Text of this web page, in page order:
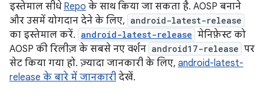
इस्तेमाल सीधे Repo के साथ किया जा सकता है. AOSP बनाने
और उसमें योगदान देने के लिए, android-latest-release
का इस्तेमाल करें. android-latest-release मेनिफ़ेस्ट को
AOSP की रिलीज़ के सबसे नए वर्शन android17-release पर
सेट किया गया हो. ज़्यादा जानकारी के लिए, android-latest-
release के बारे में जानकारी देखें.